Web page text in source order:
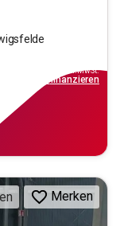
inkl.MwSt.
finanzieren
Merken